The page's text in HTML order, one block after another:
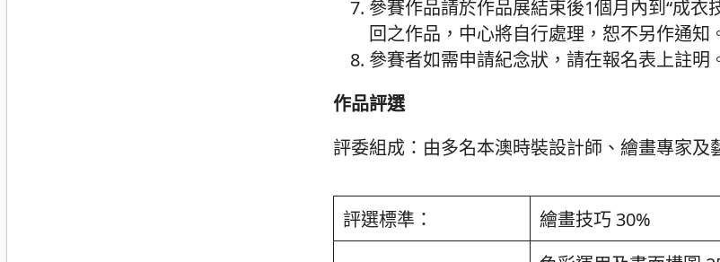
參賽作品請於作品展結束後1個月內到“成衣
回之作品，中心將自行處理，恕不另作通知
參賽者如需申請紀念狀，請在報名表上註明
作品評選
評委組成：由多名本澳時裝設計師、繪畫專家及
評選標準：
繪畫技巧 30%